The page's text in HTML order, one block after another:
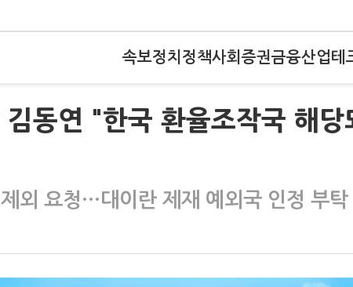
속보정치 정책사회 증권금융산업테
김동연 "한국 환율조작국 해당
외 요청…대이란 제재 예외국 인정 부탁